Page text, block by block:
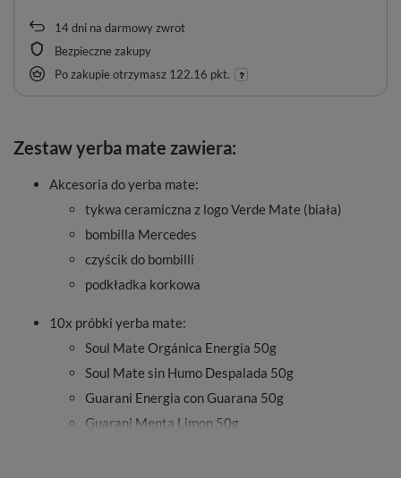
14dni na darmowy zwrot
Bezpieczne zakupy
Po zakupie otrzymasz 122.16 pkt.
Zestaw yerba mate zawiera:
Akcesoria do yerba mate:
tykwa ceramiczna z logo Verde Mate (biała)
bombilla Mercedes
czyścik do bombilli
podkładka korkowa
10x próbki yerba mate:
Soul Mate Orgánica Energia 50g
Soul Mate sin Humo Despalada 50g
Guarani Energia con Guarana 50g
Guarani Menta Limon 50g